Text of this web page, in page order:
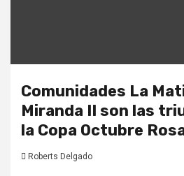
Comunidades La
Miranda II son las
la Copa Octubre
Roberts Delgado